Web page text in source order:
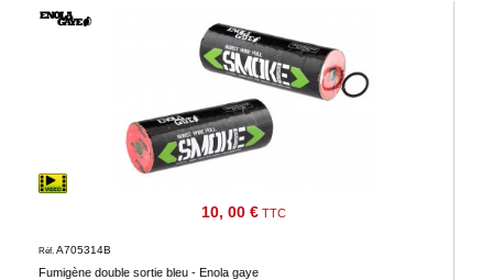
10, 00 € TTC
Fumigène double sortie bleu - Enola gaye
Réf. A705314B